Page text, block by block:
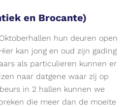
en Brocante)
hun deuren open
kan jong en oud zijn gading
als particulieren kunnen er
naar datgene waar zij op
in 2 hallen kunnen we
die meer dan de moeite